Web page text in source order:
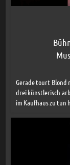
Gerade tourt Blond
drei künstlerisch
im Kaufhaus zu tun